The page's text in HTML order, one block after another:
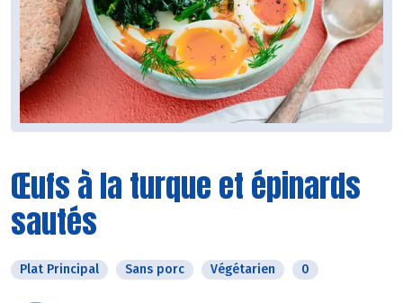
Œufs à la turque et épinards
sautés
Plat Principal Sans porc Végétarien 0